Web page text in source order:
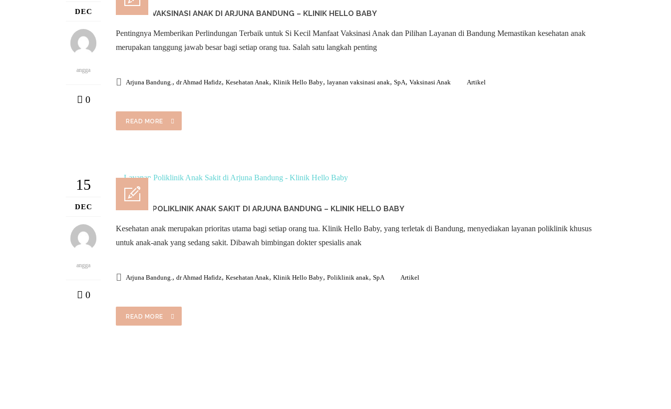
DEC
angga
0
LAYANAN VAKSINASI ANAK DI ARJUNA BANDUNG – KLINIK HELLO BABY
Pentingnya Memberikan Perlindungan Terbaik untuk Si Kecil Manfaat Vaksinasi Anak dan Pilihan Layanan di Bandung Memastikan kesehatan anak
merupakan tanggung jawab besar bagi setiap orang tua. Salah satu langkah penting
Arjuna Bandung., dr Ahmad Hafidz, Kesehatan Anak, Klinik Hello Baby, layanan vaksinasi anak, SpA, Vaksinasi Anak Artikel
READ MORE
15
DEC
angga
0
LAYANAN POLIKLINIK ANAK SAKIT DI ARJUNA BANDUNG – KLINIK HELLO BABY
Kesehatan anak merupakan prioritas utama bagi setiap orang tua. Klinik Hello Baby, yang terletak di Bandung, menyediakan layanan poliklinik khusus
untuk anak-anak yang sedang sakit. Dibawah bimbingan dokter spesialis anak
Arjuna Bandung., dr Ahmad Hafidz, Kesehatan Anak, Klinik Hello Baby, Poliklinik anak, SpA Artikel
READ MORE